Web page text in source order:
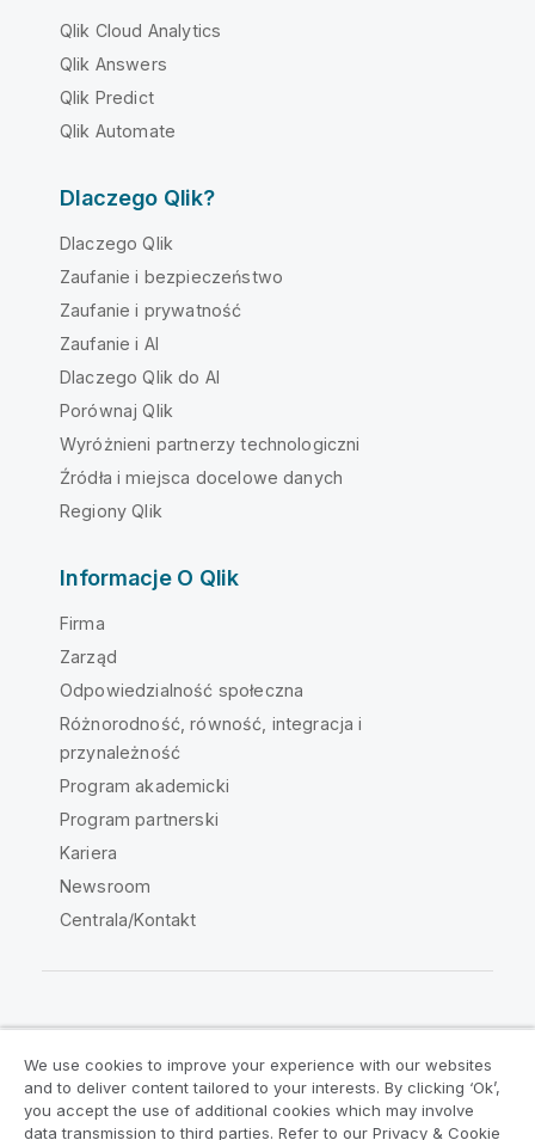
Qlik Cloud Analytics
Qlik Answers
Qlik Predict
Qlik Automate
Dlaczego Qlik?
Dlaczego Qlik
Zaufanie i bezpieczeństwo
Zaufanie i prywatność
Zaufanie i AI
Dlaczego Qlik do AI
Porównaj Qlik
Wyróżnieni partnerzy technologiczni
Źródła i miejsca docelowe danych
Regiony Qlik
Informacje O Qlik
Firma
Zarząd
Odpowiedzialność społeczna
Różnorodność, równość, integracja i
przynależność
Program akademicki
Program partnerski
Kariera
Newsroom
Centrala/Kontakt
Umowy prawne
Warunki produktu
We use cookies to improve your experience with our websites
and to deliver content tailored to your interests. By clicking ‘Ok’,
you accept the use of additional cookies which may involve
data transmission to third parties. Refer to our Privacy & Cookie